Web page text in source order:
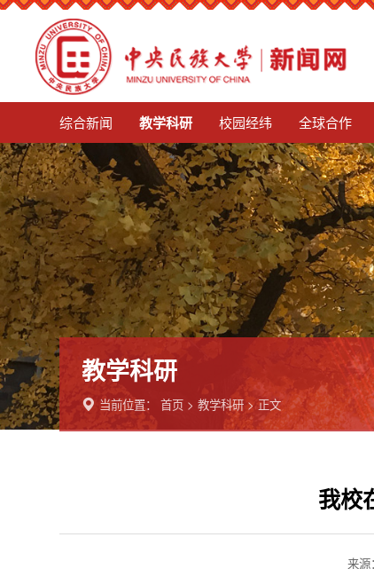
mg娱乐电子游戏4155
综合新闻 教学科研 校园经纬 全球合作
教学科研
当前位置：首页 >教学科研 > 正文
我校
来源